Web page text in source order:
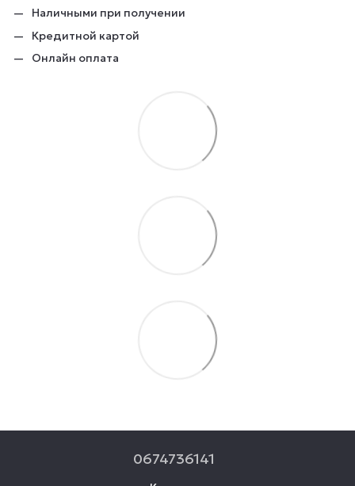
Наличными при получении
Кредитной картой
Онлайн оплата
0674736141